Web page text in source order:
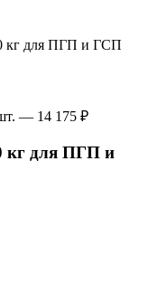
— 14 175 ₽
кг для ПГП и